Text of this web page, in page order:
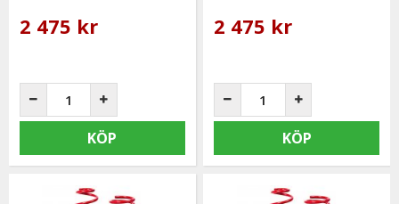
2 475 kr
KÖP
2 475 kr
KÖP